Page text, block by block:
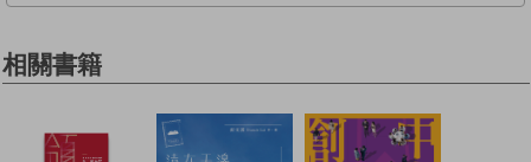
相關書籍